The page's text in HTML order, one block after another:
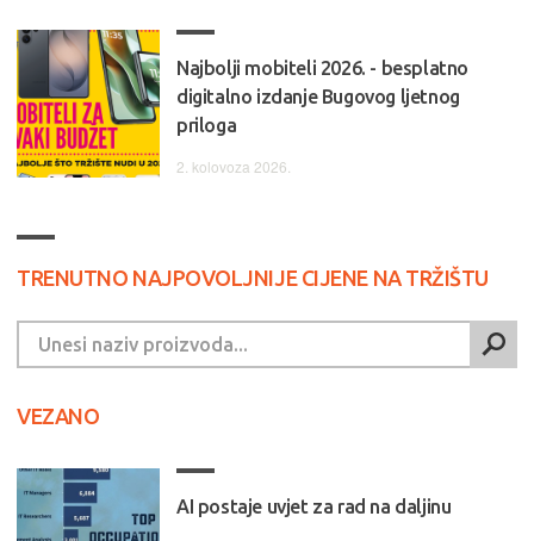
Najbolji mobiteli 2026. - besplatno
digitalno izdanje Bugovog ljetnog
priloga
2. kolovoza 2026.
TRENUTNO NAJPOVOLJNIJE CIJENE NA TRŽIŠTU
VEZANO
AI postaje uvjet za rad na daljinu